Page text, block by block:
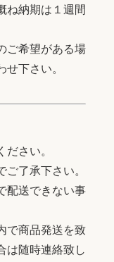
ね納期は１週間
ご希望がある場
下さい。
ださい。
ご了承下さい。
配送できない事
で商品発送を致
は随時連絡致し